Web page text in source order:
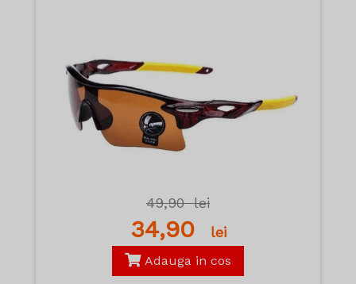
49,90lei
34,90 lei
Adauga in cos